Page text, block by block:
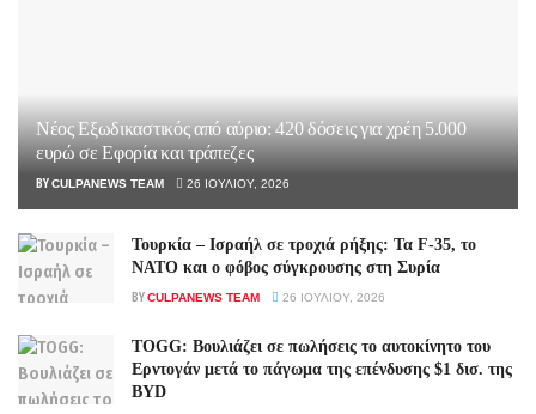
Νέος Εξωδικαστικός από αύριο: 420 δόσεις για χρέη 5.000
ευρώ σε Εφορία και τράπεζες
BYCULPANEWS TEAM 26 ΙΟΥΛΊΟΥ, 2026
Τουρκία – Ισραήλ σε τροχιά ρήξης: Τα F-35, το
ΝΑΤΟ και ο φόβος σύγκρουσης στη Συρία
BYCULPANEWS TEAM 26 ΙΟΥΛΊΟΥ, 2026
TOGG: Βουλιάζει σε πωλήσεις το αυτοκίνητο του
Ερντογάν μετά το πάγωμα της επένδυσης $1 δισ. της
BYD